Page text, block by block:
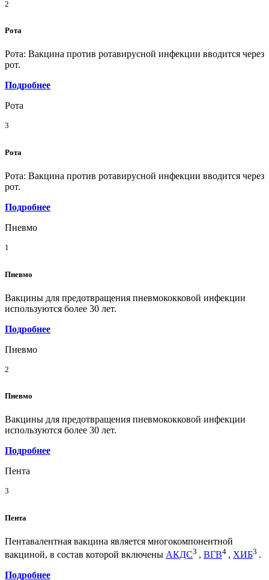
2
Рота
Рота: Вакцина против ротавирусной инфекции вводится через
рот.
Подробнее
Рота
3
Рота
Рота: Вакцина против ротавирусной инфекции вводится через
рот.
Подробнее
Пневмо
1
Пневмо
Вакцины для предотвращения пневмококковой инфекции
используются более 30 лет.
Подробнее
Пневмо
2
Пневмо
Вакцины для предотвращения пневмококковой инфекции
используются более 30 лет.
Подробнее
Пента
3
Пента
Пентавалентная вакцина является многокомпонентной
вакциной, в состав которой включены АКДС3 , ВГВ4 , ХИБ3 .
Подробнее